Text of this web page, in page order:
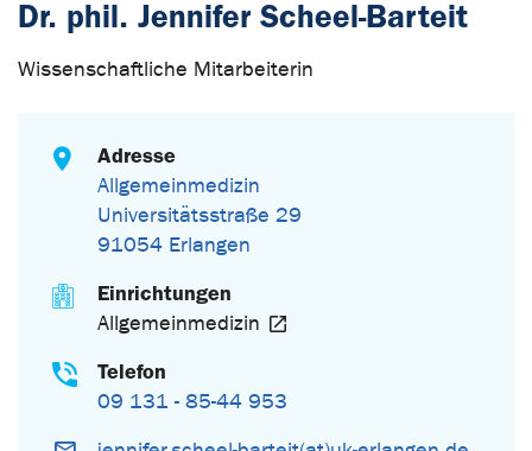
Dr. phil. Jennifer Scheel-Barteit
Wissenschaftliche Mitarbeiterin
Adresse
Allgemeinmedizin
Universitätsstraße 29
91054 Erlangen
Einrichtungen
Allgemeinmedizin
Telefon
09 131 - 85-44 953